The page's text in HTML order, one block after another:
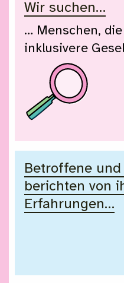
Wir suchen…
… Menschen,
inklusivere
Betroffene
berichten von
Erfahrungen…